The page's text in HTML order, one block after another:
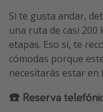
Si te gusta andar,
una ruta de casi
etapas. Eso sí, te
cómodas porque
necesitarás estar
☎️ Reserva